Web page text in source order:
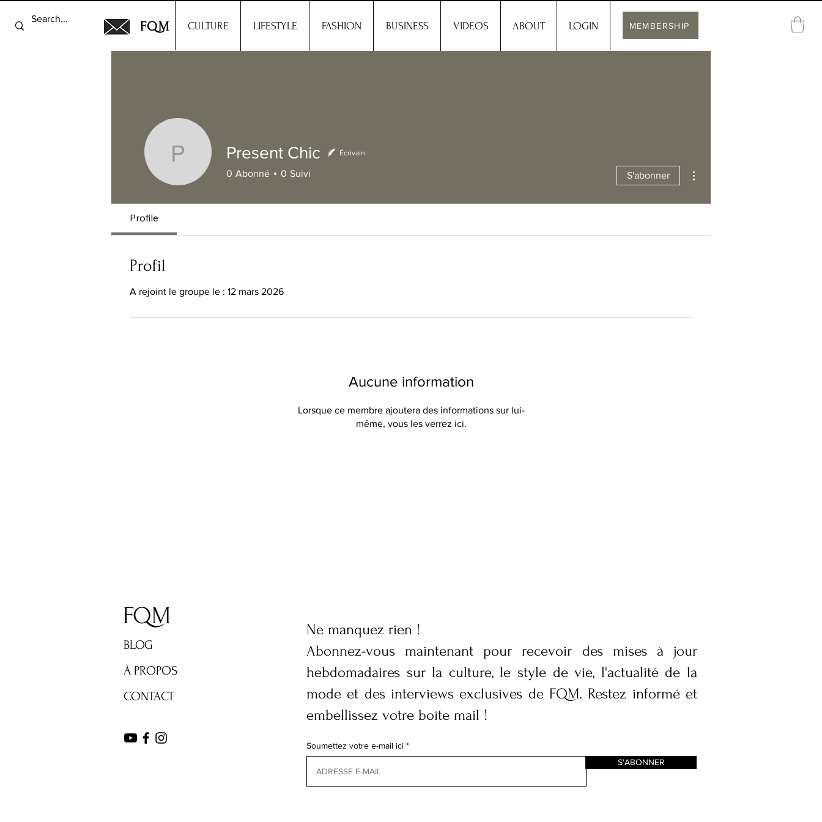
FQM CULTURE LIFESTYLE FASHION BUSINESS VIDEOS ABOUT LOGIN MEMBERSHIP
Present Chic
Present Chic Écrivain
0 Abonné 0 Suivi S'abonner
Profile
Profil
A rejoint le groupe le : 12 mars 2026
Aucune information
Lorsque ce membre ajoutera des informations sur lui-
même, vous les verrez ici.
FQM
BLOG
À PROPOS
CONTACT
Ne manquez rien !
Abonnez-vous maintenant pour recevoir des mises à jour
hebdomadaires sur la culture, le style de vie, l'actualité de la
mode et des interviews exclusives de FQM. Restez informé et
embellissez votre boîte mail !
Soumettez votre e-mail ici
S'ABONNER